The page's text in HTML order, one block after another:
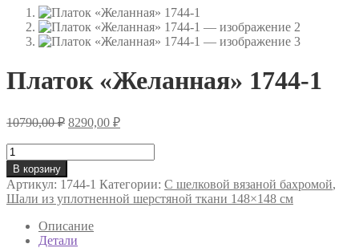
Платок «Желанная» 1744-1
10790,00₽ Первоначальная
составляла
10790,00 ₽.
8290,00 ₽Текущая
Количество
товара
Платок
«Желанная»
1744-
В корзину
Артикул: 1744-1 Категории: С шелковой вязаной бахромой,
Шали из уплотненной шерстяной ткани 148×148 см
Описание
Детали